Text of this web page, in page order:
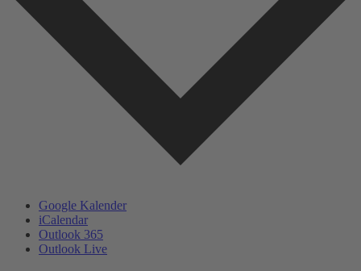
Google Kalender
iCalendar
Outlook 365
Outlook Live